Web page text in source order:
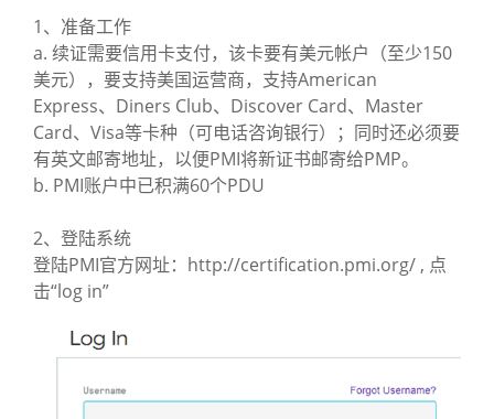
1、准备工作
a. 续证需要信用卡支付，该卡要有美元帐户（至少150
美元），要支持美国运营商，支持American
Express、Diners Club、Discover Card、Master
Card、Visa等卡种（可电话咨询银行）；同时还必须要
有英文邮寄地址，以便PMI将新证书邮寄给PMP。
b. PMI账户中已积满60个PDU
2、登陆系统
登陆PMI官方网址：http://certification.pmi.org/ , 点
击“log in”